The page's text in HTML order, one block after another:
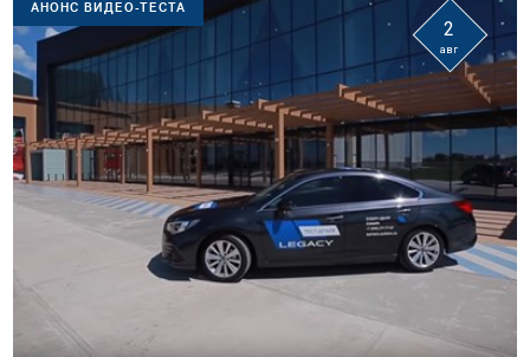
АНОНС ВИДЕО-ТЕСТА
2
авг